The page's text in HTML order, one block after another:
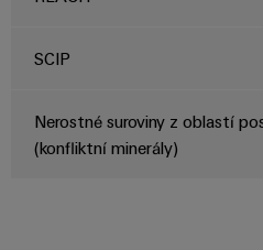
SCIP
Nerostné suroviny z oblastí
(konfliktní minerály)